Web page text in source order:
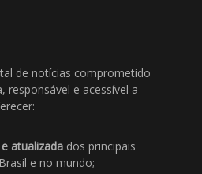
de notícias comprometido
responsável e acessível a
atualizada dos principais
e no mundo;